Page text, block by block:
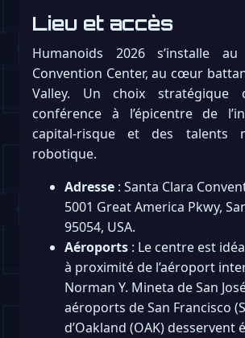
Lieu et accès
Humanoids 2026 s’installe
Convention Center, au cœur
Valley. Un choix stratégique
conférence à l’épicentre de
capital-risque et des talents
robotique.
Adresse : Santa Clara
5001 Great America Pkwy,
95054, USA.
Aéroports : Le centre est
à proximité de l’aéroport
Norman Y. Mineta de San José
aéroports de San Francisco
d’Oakland (OAK) desservent